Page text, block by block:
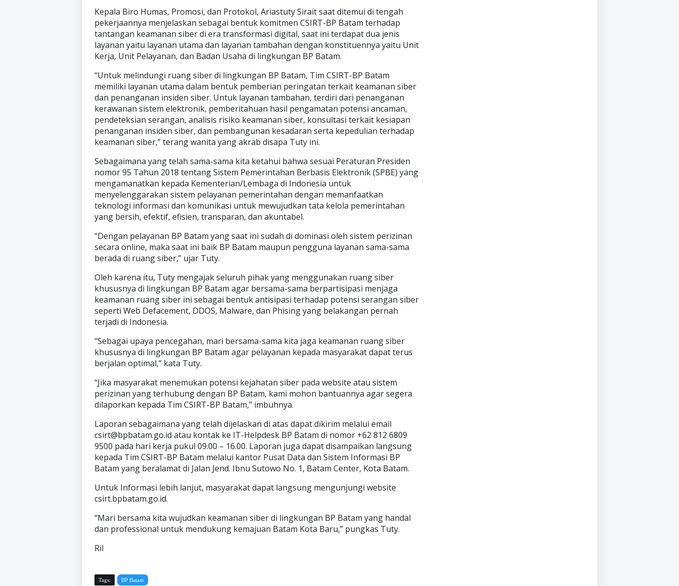
Kepala Biro Humas, Promosi, dan Protokol, Ariastuty Sirait saat ditemui di tengah
pekerjaannya menjelaskan sebagai bentuk komitmen CSIRT-BP Batam terhadap
tantangan keamanan siber di era transformasi digital, saat ini terdapat dua jenis
layanan yaitu layanan utama dan layanan tambahan dengan konstituennya yaitu Unit
Kerja, Unit Pelayanan, dan Badan Usaha di lingkungan BP Batam.
“Untuk melindungi ruang siber di lingkungan BP Batam, Tim CSIRT-BP Batam
memiliki layanan utama dalam bentuk pemberian peringatan terkait keamanan siber
dan penanganan insiden siber. Untuk layanan tambahan, terdiri dari penanganan
kerawanan sistem elektronik, pemberitahuan hasil pengamatan potensi ancaman,
pendeteksian serangan, analisis risiko keamanan siber, konsultasi terkait kesiapan
penanganan insiden siber, dan pembangunan kesadaran serta kepedulian terhadap
keamanan siber,” terang wanita yang akrab disapa Tuty ini.
Sebagaimana yang telah sama-sama kita ketahui bahwa sesuai Peraturan Presiden
nomor 95 Tahun 2018 tentang Sistem Pemerintahan Berbasis Elektronik (SPBE) yang
mengamanatkan kepada Kementerian/Lembaga di Indonesia untuk
menyelenggarakan sistem pelayanan pemerintahan dengan memanfaatkan
teknologi informasi dan komunikasi untuk mewujudkan tata kelola pemerintahan
yang bersih, efektif, efisien, transparan, dan akuntabel.
“Dengan pelayanan BP Batam yang saat ini sudah di dominasi oleh sistem perizinan
secara online, maka saat ini baik BP Batam maupun pengguna layanan sama-sama
berada di ruang siber,” ujar Tuty.
Oleh karena itu, Tuty mengajak seluruh pihak yang menggunakan ruang siber
khususnya di lingkungan BP Batam agar bersama-sama berpartisipasi menjaga
keamanan ruang siber ini sebagai bentuk antisipasi terhadap potensi serangan siber
seperti Web Defacement, DDOS, Malware, dan Phising yang belakangan pernah
terjadi di Indonesia.
“Sebagai upaya pencegahan, mari bersama-sama kita jaga keamanan ruang siber
khususnya di lingkungan BP Batam agar pelayanan kepada masyarakat dapat terus
berjalan optimal,” kata Tuty.
“Jika masyarakat menemukan potensi kejahatan siber pada website atau sistem
perizinan yang terhubung dengan BP Batam, kami mohon bantuannya agar segera
dilaporkan kepada Tim CSIRT-BP Batam,” imbuhnya.
Laporan sebagaimana yang telah dijelaskan di atas dapat dikirim melalui email
csirt@bpbatam.go.id atau kontak ke IT-Helpdesk BP Batam di nomor +62 812 6809
9500 pada hari kerja pukul 09.00 – 16.00. Laporan juga dapat disampaikan langsung
kepada Tim CSIRT-BP Batam melalui kantor Pusat Data dan Sistem Informasi BP
Batam yang beralamat di Jalan Jend. Ibnu Sutowo No. 1, Batam Center, Kota Batam.
Untuk Informasi lebih lanjut, masyarakat dapat langsung mengunjungi website
csirt.bpbatam.go.id.
“Mari bersama kita wujudkan keamanan siber di lingkungan BP Batam yang handal
dan professional untuk mendukung kemajuan Batam Kota Baru,” pungkas Tuty.
Ril
Tags: BP Batam